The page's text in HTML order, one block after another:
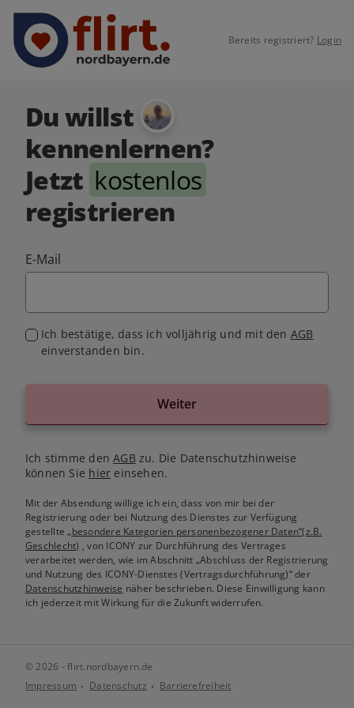
Bereits registriert? Login
Du willst
kennenlernen?
Jetzt kostenlos
registrieren
E-Mail
Ich bestätige, dass ich volljährig und mit den AGB
einverstanden bin.
Weiter
Ich stimme denAGB zu. Die Datenschutzhinweise
können Sie hier einsehen.
Mit der Absendung willige ich ein, dass von mir bei der
Registrierung oder bei Nutzung des Dienstes zur Verfügung
gestellte„besondere Kategorien personenbezogener Daten“(z.B.
Geschlecht) , von ICONY zur Durchführung des Vertrages
verarbeitet werden, wie im Abschnitt „Abschluss der Registrierung
und Nutzung des ICONY-Dienstes (Vertragsdurchführung)“ der
Datenschutzhinweise näher beschrieben. Diese Einwilligung kann
ich jederzeit mit Wirkung für die Zukunft widerrufen.
© 2026 - flirt.nordbayern.de
Impressum
Datenschutz Barrierefreiheit